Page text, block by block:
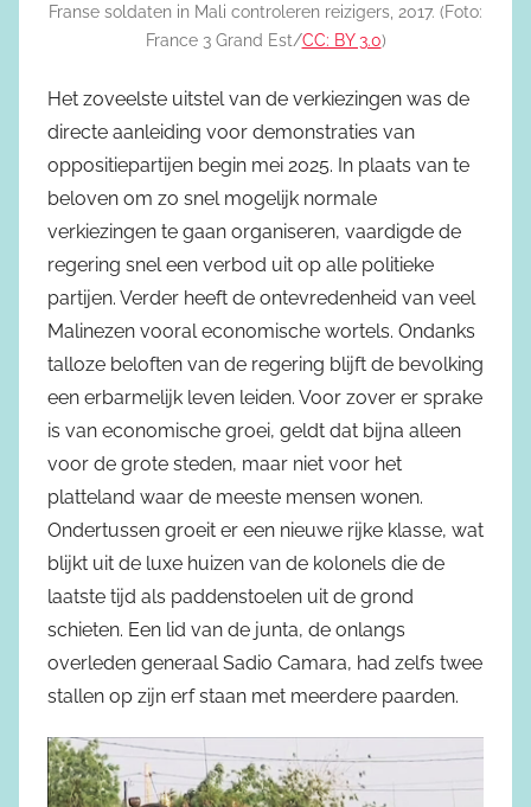
Franse soldaten in Mali controleren reizigers, 2017. (Foto:
France 3 Grand Est/CC: BY 3.0)
Het zoveelste uitstel van de verkiezingen was de
directe aanleiding voor demonstraties van
oppositiepartijen begin mei 2025. In plaats van te
beloven om zo snel mogelijk normale
verkiezingen te gaan organiseren, vaardigde de
regering snel een verbod uit op alle politieke
partijen. Verder heeft de ontevredenheid van veel
Malinezen vooral economische wortels. Ondanks
talloze beloften van de regering blijft de bevolking
een erbarmelijk leven leiden. Voor zover er sprake
is van economische groei, geldt dat bijna alleen
voor de grote steden, maar niet voor het
platteland waar de meeste mensen wonen.
Ondertussen groeit er een nieuwe rijke klasse, wat
blijkt uit de luxe huizen van de kolonels die de
laatste tijd als paddenstoelen uit de grond
schieten. Een lid van de junta, de onlangs
overleden generaal Sadio Camara, had zelfs twee
stallen op zijn erf staan met meerdere paarden.